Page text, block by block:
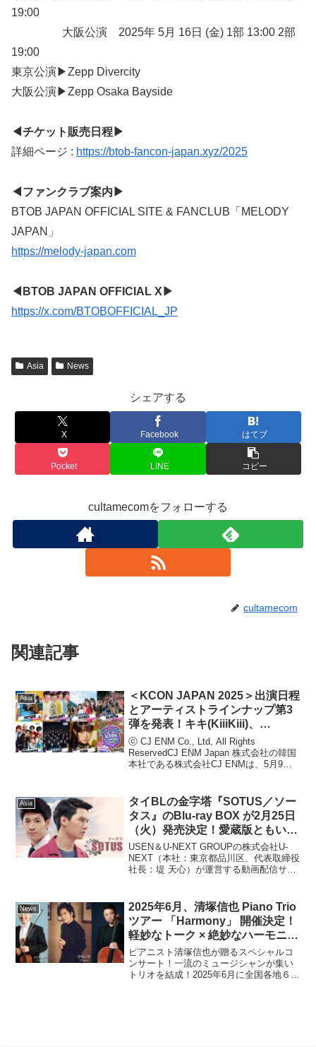
19:00
大阪公演 2025年 5月 16日 (金) 1部 13:00 2部
19:00
東京公演▶Zepp Divercity
大阪公演▶Zepp Osaka Bayside
◀チケット販売日程▶
詳細ページ : https://btob-fancon-japan.xyz/2025
◀ファンクラブ案内▶
BTOB JAPAN OFFICIAL SITE & FANCLUB「MELODY
JAPAN」
https://melody-japan.com
◀BTOB JAPAN OFFICIAL X▶
https://x.com/BTOBOFFICIAL_JP
Asia News
シェアする
X Facebook はてブ
Pocket LINE コピー
cultamecomをフォローする
cultamecom
関連記事
Asia
＜KCON JAPAN 2025＞出演日程
とアーティストラインナップ第3
弾を発表！キキ(KiiiKiii)、
KickFlip、tripleSらがKCON初出
演！
ⓒ CJ ENM Co., Ltd, All Rights
ReservedCJ ENM Japan 株式会社の韓国
本社である株式会社CJ ENMは、5月9日
Asia
タイBLの金字塔『SOTUS／ソー
タス』のBlu-ray BOX が2月25日
（火）発売決定！愛蔵版ともいえ
るこだわりの装丁で期間限定発
売！
USEN＆U-NEXT GROUPの株式会社U-
NEXT（本社：東京都品川区、代表取締役
社長：堤 天心）が運営する動画配信サー
2025年2月25日（火）1...
News
2025年6月、清塚信也 Piano Trio
ツアー 「Harmony」 開催決定！
軽妙なトーク × 絶妙なハーモニー
で至福の音楽体験！
ピアニスト清塚信也が贈るスペシャルコ
ンサート！一流のミュージシャンが集い
トリオを結成！2025年6月に全国各地６ヶ